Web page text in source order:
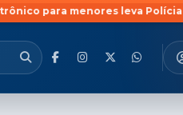
leva Polícia Civil a